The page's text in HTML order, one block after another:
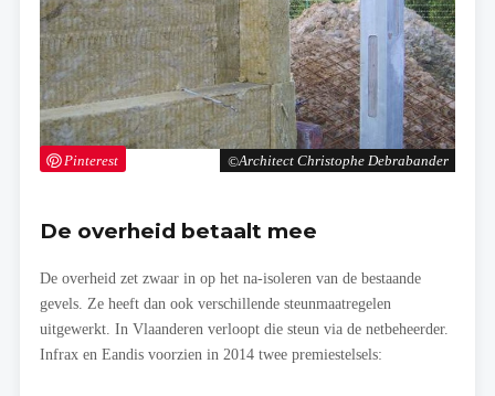
Architect Christophe Debrabander
Pinterest
De overheid betaalt mee
De overheid zet zwaar in op het na-isoleren van de bestaande
gevels. Ze heeft dan ook verschillende steunmaatregelen
uitgewerkt. In Vlaanderen verloopt die steun via de netbeheerder.
Infrax en Eandis voorzien in 2014 twee premiestelsels: